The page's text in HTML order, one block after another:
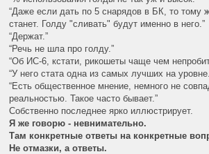
“Даже если дать по 5 снарядов в БК, то тому
станет. Голду "сливать" будут именно в него.”
“Держат.”
“Речь не шла про голду.”
“Об ИС-6, кстати, рикошеты чаще чем
“У него стата одна из самых лучших на
“Есть общественное мнение, немного не
реальностью. Такое часто бывает.”
Собственно последнее ярко иллюстрирует.
Я же говорю - невнимательно.
Там конкретные ответы на конкретные
Не отмазки, а ответы.